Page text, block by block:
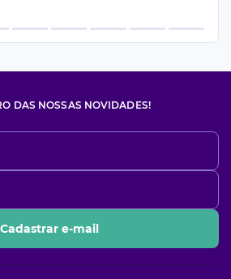
DAS NOSSAS NOVIDADES!
Cadastrar e-mail